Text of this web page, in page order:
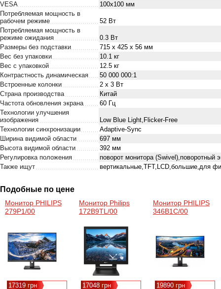
VESA
100x100 мм
Потребляемая мощность в
рабочем режиме
52 Вт
Потребляемая мощность в
режиме ожидания
0.3 Вт
Размеры без подставки
715 x 425 x 56 мм
Вес без упаковки
10.1 кг
Вес с упаковкой
12.5 кг
Контрастность динамическая
50 000 000:1
Встроенные колонки
2 х 3 Вт
Страна производства
Китай
Частота обновления экрана
60 Гц
Технологии улучшения
изображения
Low Blue Light,Flicker-Free
Технологии синхронизации
Adaptive-Sync
Ширина видимой области
697 мм
Высота видимой области
392 мм
Регулировка положения
поворот монитора (Swivel),поворотный
Также ищут
вертикальные,TFT,LCD,большие,для
Подобные по цене
Монитор PHILIPS
279P1/00
17319 грн
Монитор Philips
172B9TL/00
17048 грн
Монитор PHILIPS
346B1C/00
19890 грн